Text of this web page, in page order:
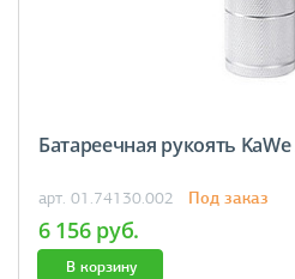
Батареечная рукоять
арт. 01.74130.002 Под заказ
6 156 руб.
В корзину